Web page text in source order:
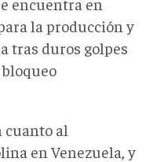
la producción y
tras duros golpes
cuanto al
en Venezuela, y